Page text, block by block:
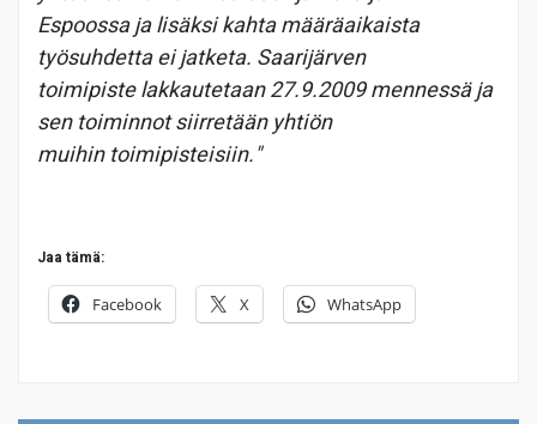
Espoossa ja lisäksi kahta määräaikaista
työsuhdetta ei jatketa. Saarijärven
toimipiste lakkautetaan 27.9.2009 mennessä ja
sen toiminnot siirretään yhtiön
muihin toimipisteisiin."
Jaa tämä:
Facebook X WhatsApp